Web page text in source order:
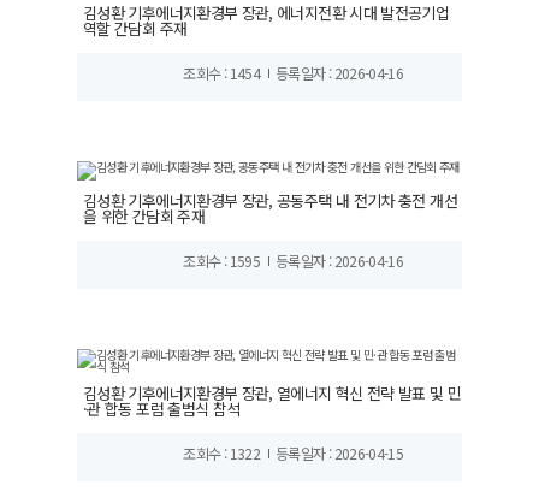
김성환 기후에너지환경부 장관, 에너지전환 시대 발전공기업
역할 간담회 주재
조회수 : 1454 등록일자 : 2026-04-16
김성환 기후에너지환경부 장관, 공동주택 내 전기차 충전 개선
을 위한 간담회 주재
조회수 : 1595 등록일자 : 2026-04-16
김성환 기후에너지환경부 장관, 열에너지 혁신 전략 발표 및 민
·관 합동 포럼 출범식 참석
조회수 : 1322 등록일자 : 2026-04-15